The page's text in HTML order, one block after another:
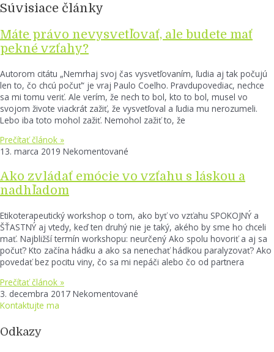
Súvisiace články
Máte právo nevysvetľovať, ale budete mať
pekné vzťahy?
Autorom citátu „Nemrhaj svoj čas vysvetľovaním, ľudia aj tak počujú
len to, čo chcú počuť“ je vraj Paulo Coelho. Pravdupovediac, nechce
sa mi tomu veriť. Ale verím, že nech to bol, kto to bol, musel vo
svojom živote viackrát zažiť, že vysvetľoval a ľudia mu nerozumeli.
Lebo iba toto mohol zažiť. Nemohol zažiť to, že
Prečítať článok »
13. marca 2019 Nekomentované
Ako zvládať emócie vo vzťahu s láskou a
nadhľadom
Etikoterapeutický workshop o tom, ako byť vo vzťahu SPOKOJNÝ a
ŠŤASTNÝ aj vtedy, keď ten druhý nie je taký, akého by sme ho chceli
mať. Najbližší termín workshopu: neurčený Ako spolu hovoriť a aj sa
počuť? Kto začína hádku a ako sa nenechať hádkou paralyzovať? Ako
povedať bez pocitu viny, čo sa mi nepáči alebo čo od partnera
Prečítať článok »
3. decembra 2017 Nekomentované
Kontaktujte ma
Odkazy